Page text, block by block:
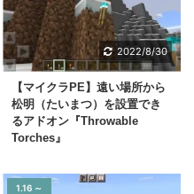
2022/8/30
【マイクラPE】遠い場所から
松明（たいまつ）を設置でき
るアドオン『Throwable
Torches』
1.16 ～